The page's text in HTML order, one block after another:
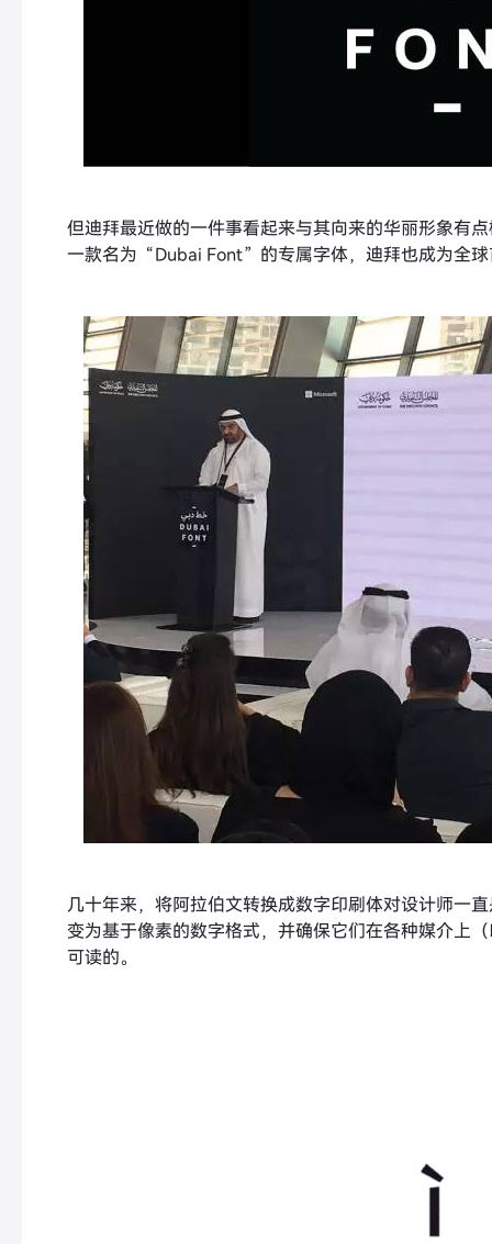
但迪拜最近做的一件事看起来与其向来的华丽形象有
一款名为“Dubai Font”的专属字体，迪拜也成为全球
几十年来，将阿拉伯文转换成数字印刷体对设计师一
变为基于像素的数字格式，并确保它们在各种媒介上
可读的。